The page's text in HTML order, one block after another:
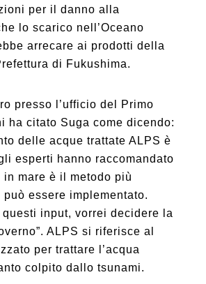
per il danno alla
lo scarico nell’Oceano
arrecare ai prodotti della
di Fukushima.
presso l’ufficio del Primo
ha citato Suga come dicendo:
delle acque trattate ALPS è
esperti hanno raccomandato
mare è il metodo più
essere implementato.
input, vorrei decidere la
ALPS si riferisce al
per trattare l’acqua
colpito dallo tsunami.